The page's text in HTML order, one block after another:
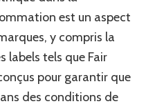
est un aspect
y compris la
labels tels que Fair
pour garantir que
des conditions de